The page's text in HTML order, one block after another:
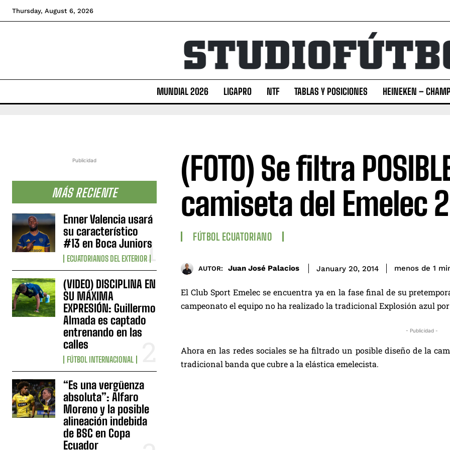
Thursday, August 6, 2026
MUNDIAL 2026 LIGAPRO NTF TABLAS Y POSICIONES HEINEKEN –
Publicidad
MÁS RECIENTE
Enner Valencia usará
su característico
#13 en Boca Juniors
ECUATORIANOS DEL EXTERIOR
(VIDEO) DISCIPLINA EN
SU MÁXIMA
EXPRESIÓN: Guillermo
Almada es captado
entrenando en las
calles
FÚTBOL INTERNACIONAL
“Es una vergüenza
absoluta”: Alfaro
Moreno y la posible
alineación indebida
de BSC en Copa
Ecuador
(FOTO) Se filtra
camiseta del Emelec
FÚTBOL ECUATORIANO
AUTOR: Juan José Palacios January 20, 2014 menos de 1
El Club Sport Emelec se encuentra ya en la fase final de su
campeonato el equipo no ha realizado la tradicional Explosión azul
- Publicidad -
Ahora en las redes sociales se ha filtrado un posible diseño de la
tradicional banda que cubre a la elástica emelecista.